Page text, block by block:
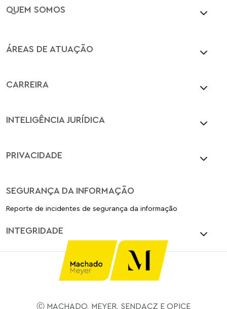
QUEM SOMOS
ÁREAS DE ATUAÇÃO
CARREIRA
INTELIGÊNCIA JURÍDICA
PRIVACIDADE
SEGURANÇA DA INFORMAÇÃO
Reporte de incidentes de segurança da informação
INTEGRIDADE
Ⓒ MACHADO, MEYER, SENDACZ E OPICE